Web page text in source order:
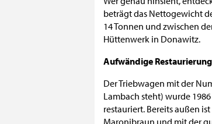
beträgt das Nettogewicht
14 Tonnen und zwischen
Hüttenwerk in Donawitz.
Aufwändige Restaurierung
Der Triebwagen mit der
Lambach steht) wurde
restauriert. Bereits außen
Maronibraun und mit der